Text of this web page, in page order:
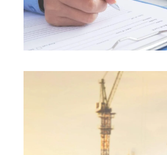
NOMINA MEDICI E
SORVEGLIANZA
SANITARIA